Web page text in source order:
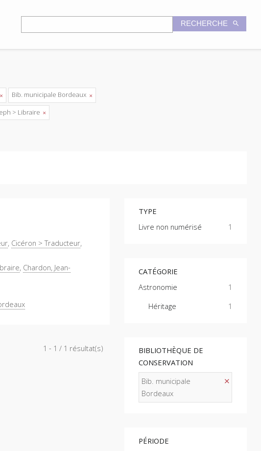
RECHERCHE
Bib. municipale Bordeaux
> Libraire
, Cicéron > Traducteur,
, Chardon, Jean-
1 - 1 / 1 résultat(s)
TYPE
Livre non numérisé
1
CATÉGORIE
Astronomie
1
Héritage
1
BIBLIOTHÈQUE DE
CONSERVATION
Bib. municipale
Bordeaux
PÉRIODE